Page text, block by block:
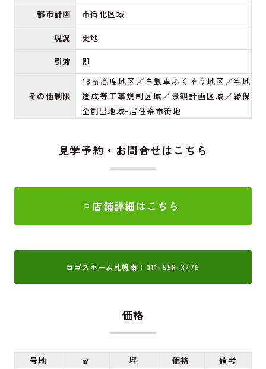
都市計画
市街化区域
現況
更地
引渡
即
その他制限
18ｍ高度地区／自動車ふくそう地区／宅地
造成等工事規制区域／景観計画区域／緑保
全創出地域ｰ居住系市街地
見学予約・お問合せはこちら
店舗詳細はこちら
ロゴスホーム札幌南：011-558-3276
価格
号地 ㎡ 坪 価格
備考